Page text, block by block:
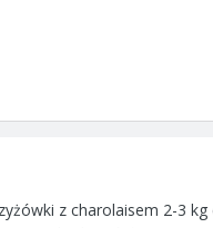
z charolaisem 2-3